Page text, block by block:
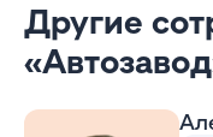
Другие